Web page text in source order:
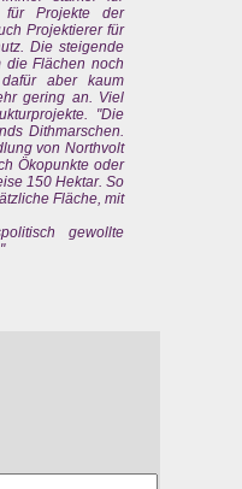
für Projekte der
Projektierer für
Die steigende
die Flächen noch
aber kaum
gering an. Viel
"Die
Dithmarschen.
von Northvolt
Ökopunkte oder
150 Hektar. So
Fläche, mit
gewollte